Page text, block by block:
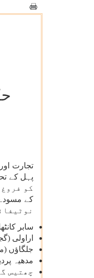
تجارت
کو
سابر
اراولی
جلگاؤں
مدھیہ پردیش: تمام 52 اضلاع میں مصنوعات کی نشاندہی کی گئی
چھتیس